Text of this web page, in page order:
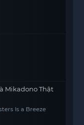
Mikadono Thật
Is a Breeze